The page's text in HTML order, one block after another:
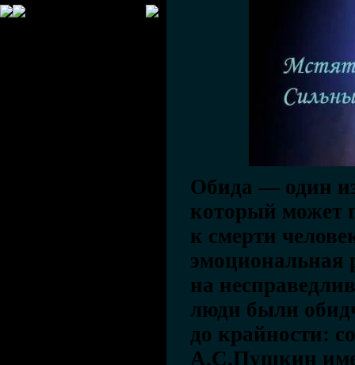
Обида — один
который может
к смерти
эмоциональная
на
люди были
до крайности:
А.С.Пушкин